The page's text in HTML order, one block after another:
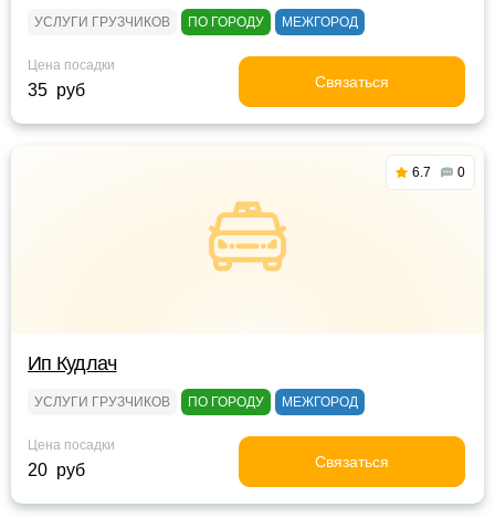
УСЛУГИ ГРУЗЧИКОВ ПО ГОРОДУ МЕЖГОРОД
Цена посадки
35 руб Связаться
6.7 0
Ип Кудлач
УСЛУГИ ГРУЗЧИКОВ ПО ГОРОДУ МЕЖГОРОД
Цена посадки
20 руб Связаться